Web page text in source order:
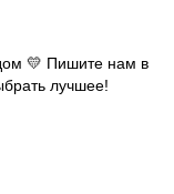
💛 Пишите нам в
лучшее!